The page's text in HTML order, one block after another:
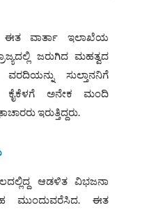
ಈತ ವಾರ್ತಾ ಇಲಾಖೆಯ
ಜರುಗಿದ ಮಹತ್ವದ
ಸುಲ್ತಾನನಿಗೆ
ಕೈಕೆಳಗೆ ಅನೇಕ ಮಂದಿ
ಇರುತ್ತಿದ್ದರು.
ಆಡಳಿತ ವಿಭಜನಾ
ಮುಂದುವರೆಸಿದ. ಈತ